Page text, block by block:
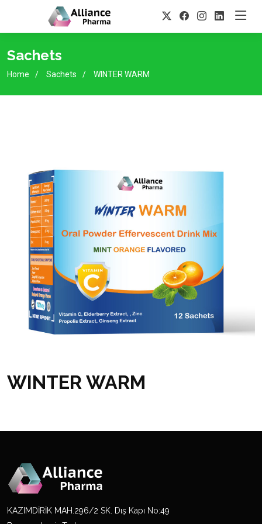
Sachets
Home Sachets WINTER WARM
WINTER WARM
KAZIMDİRİK MAH.296/2 SK. Dış Kapı No:49